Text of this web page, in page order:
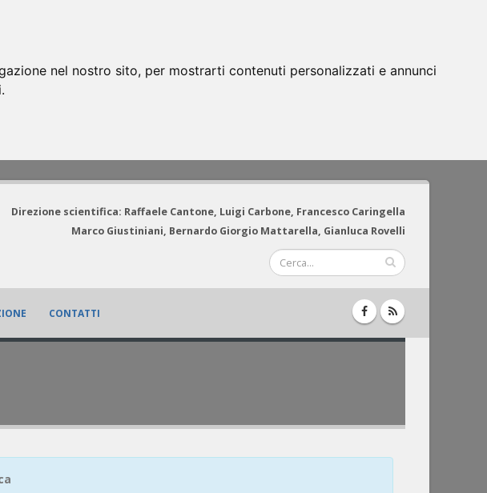
nel nostro sito, per mostrarti contenuti personalizzati e annunci
Direzione scientifica: Raffaele Cantone, Luigi Carbone, Francesco Caringella
Marco Giustiniani, Bernardo Giorgio Mattarella, Gianluca Rovelli
CONTATTI